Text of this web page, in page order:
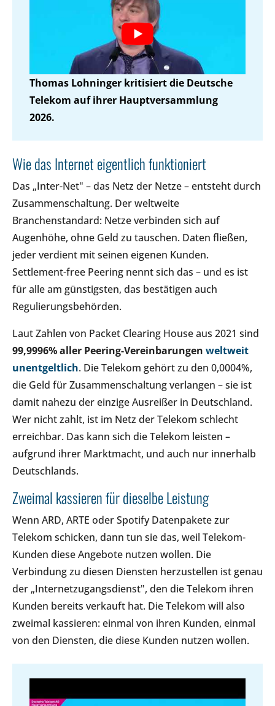
Thomas Lohninger kritisiert die Deutsche
Telekom auf ihrer Hauptversammlung
2026.
Wie das Internet eigentlich funktioniert
Das „Inter-Net" – das Netz der Netze – entsteht durch
Zusammenschaltung. Der weltweite
Branchenstandard: Netze verbinden sich auf
Augenhöhe, ohne Geld zu tauschen. Daten fließen,
jeder verdient mit seinen eigenen Kunden.
Settlement-free Peering nennt sich das – und es ist
für alle am günstigsten, das bestätigen auch
Regulierungsbehörden.
Laut Zahlen von Packet Clearing House aus 2021 sind
99,9996% aller Peering-Vereinbarungen weltweit
unentgeltlich. Die Telekom gehört zu den 0,0004%,
die Geld für Zusammenschaltung verlangen – sie ist
damit nahezu der einzige Ausreißer in Deutschland.
Wer nicht zahlt, ist im Netz der Telekom schlecht
erreichbar. Das kann sich die Telekom leisten –
aufgrund ihrer Marktmacht, und auch nur innerhalb
Deutschlands.
Zweimal kassieren für dieselbe Leistung
Wenn ARD, ARTE oder Spotify Datenpakete zur
Telekom schicken, dann tun sie das, weil Telekom-
Kunden diese Angebote nutzen wollen. Die
Verbindung zu diesen Diensten herzustellen ist genau
der „Internetzugangsdienst", den die Telekom ihren
Kunden bereits verkauft hat. Die Telekom will also
zweimal kassieren: einmal von ihren Kunden, einmal
von den Diensten, die diese Kunden nutzen wollen.